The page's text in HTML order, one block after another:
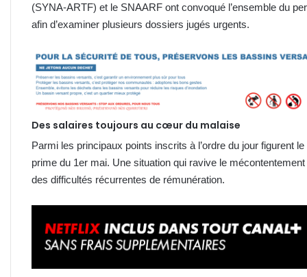
(SYNA-ARTF) et le SNAARF ont convoqué l’ensemble du
afin d’examiner plusieurs dossiers jugés urgents.
Des salaires toujours au cœur du malaise
Parmi les principaux points inscrits à l’ordre du jour figurent
prime du 1er mai. Une situation qui ravive le
des difficultés récurrentes de rémunération.